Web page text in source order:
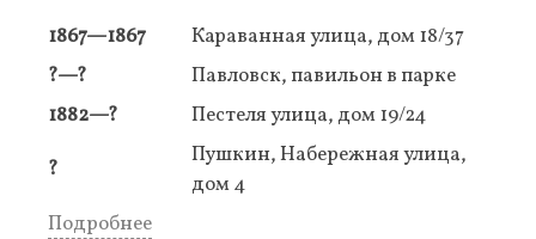
1867—1867
Караванная улица, дом 18/37
?—?
Павловск, павильон в парке
1882—?
Пестеля улица, дом 19/24
?
Пушкин, Набережная улица,
дом 4
Подробнее